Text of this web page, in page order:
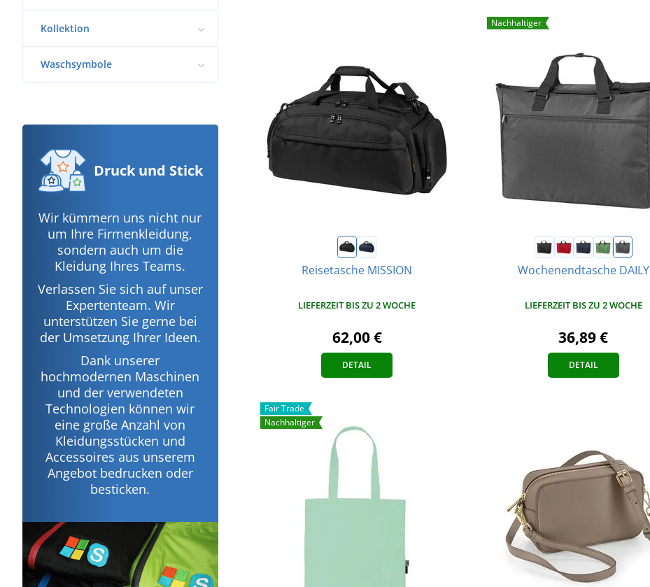
Kollektion
Waschsymbole
Druck und Stick
Wir kümmern uns nicht nur
um Ihre Firmenkleidung,
sondern auch um die
Kleidung Ihres Teams.
Verlassen Sie sich auf unser
Expertenteam. Wir
unterstützen Sie gerne bei
der Umsetzung Ihrer Ideen.
Dank unserer
hochmodernen Maschinen
und der verwendeten
Technologien können wir
eine große Anzahl von
Kleidungsstücken und
Accessoires aus unserem
Angebot bedrucken oder
besticken.
Reisetasche MISSION
LIEFERZEIT BIS ZU 2 WOCHE
62,00 €
DETAIL
Nachhaltiger
Wochenendtasche DAILY
LIEFERZEIT BIS ZU 2 WOCHE
36,89 €
DETAIL
Fair Trade
Nachhaltiger